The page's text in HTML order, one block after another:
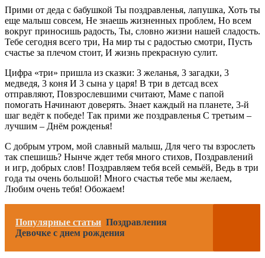
Прими от деда с бабушкой Ты поздравленья, лапушка, Хоть ты
еще малыш совсем, Не знаешь жизненных проблем, Но всем
вокруг приносишь радость, Ты, словно жизни нашей сладость.
Тебе сегодня всего три, На мир ты с радостью смотри, Пусть
счастье за плечом стоит, И жизнь прекрасную сулит.
Цифра «три» пришла из сказки: 3 желанья, 3 загадки, 3
медведя, 3 коня И 3 сына у царя! В три в детсад всех
отправляют, Повзрослевшими считают, Маме с папой
помогать Начинают доверять. Знает каждый на планете, 3-й
шаг ведёт к победе! Так прими же поздравленья С третьим –
лучшим – Днём рожденья!
С добрым утром, мой славный малыш, Для чего ты взрослеть
так спешишь? Нынче ждет тебя много стихов, Поздравлений
и игр, добрых слов! Поздравляем тебя всей семьёй, Ведь в три
года ты очень большой! Много счастья тебе мы желаем,
Любим очень тебя! Обожаем!
Популярные статьи Поздравления
Девочке с днем рождения